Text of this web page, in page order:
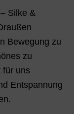
Silke &
Bewegung zu
zu
für uns
Entspannung